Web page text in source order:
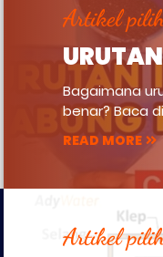
Artikel
Bagaimana
benar? Baca
READ MORE
Artikel